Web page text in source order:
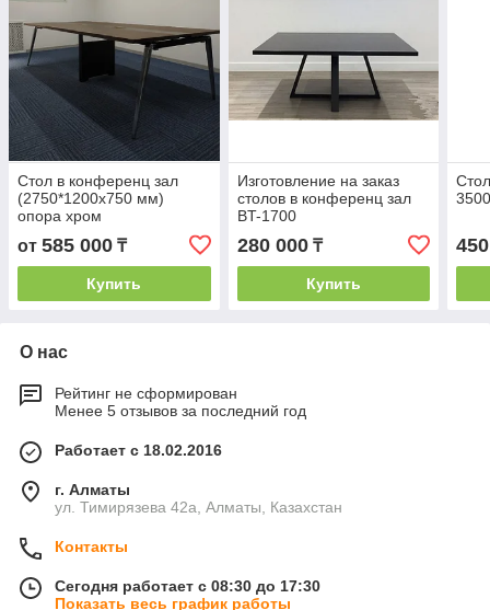
Стол в конференц зал
(2750*1200x750 мм)
опора хром
от 585 000 ₸
Купить
Изготовление на заказ
столов в конференц зал
BT-1700
280 000₸
Купить
О нас
Рейтинг не сформирован
Менее 5 отзывов за последний год
Работает с 18.02.2016
г. Алматы
ул. Тимирязева 42а, Алматы, Казахстан
Контакты
Сегодня работает с 08:30 до 17:30
Показать весь график работы